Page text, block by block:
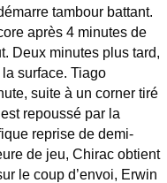
tambour battant.
après 4 minutes de
Deux minutes plus tard,
surface. Tiago
suite à un corner tiré
repoussé par la
reprise de demi-
de jeu, Chirac obtient
le coup d’envoi, Erwin